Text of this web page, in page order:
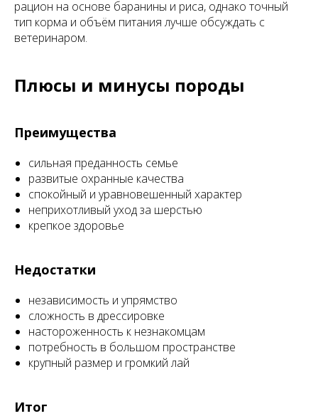
рацион на основе баранины и риса, однако точный
тип корма и объём питания лучше обсуждать с
ветеринаром.
Плюсы и минусы породы
Преимущества
сильная преданность семье
развитые охранные качества
спокойный и уравновешенный характер
неприхотливый уход за шерстью
крепкое здоровье
Недостатки
независимость и упрямство
сложность в дрессировке
настороженность к незнакомцам
потребность в большом пространстве
крупный размер и громкий лай
Итог